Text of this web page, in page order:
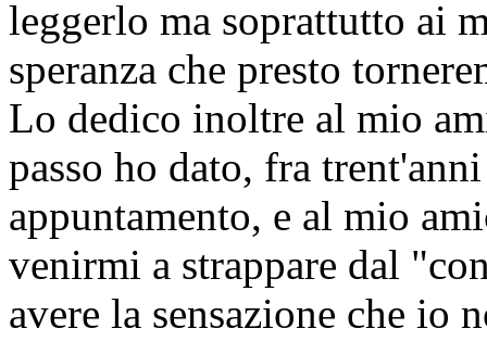
leggerlo ma soprattutto ai
speranza che presto
Lo dedico inoltre al mio
passo ho dato, fra
appuntamento, e al mio
venirmi a strappare dal
avere la sensazione che io